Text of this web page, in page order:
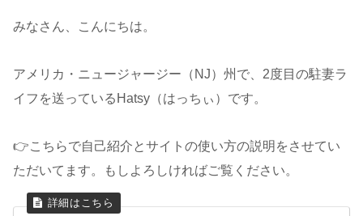
みなさん、こんにちは。
アメリカ・ニュージャージー（NJ）州で、2度目の駐妻ラ
イフを送っているHatsy（はっちぃ）です。
👉こちらで自己紹介とサイトの使い方の説明をさせてい
ただいてます。もしよろしければご覧ください。